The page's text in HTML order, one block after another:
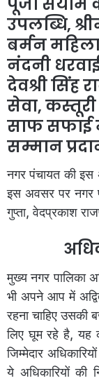
उपलब्धि,
बर्मन
नंदनी
देवश्री सिंह
सेवा,
साफ सफाई
सम्मान
नगर पंचायत की इस
इस अवसर पर नगर
गुप्ता, वेदप्रकाश
मुख्य नगर पालिका
भी अपने आप में
रहना चाहिए उसकी
लिए घूम रहे है, यह
जिम्मेदार
ये अधिकारियों की